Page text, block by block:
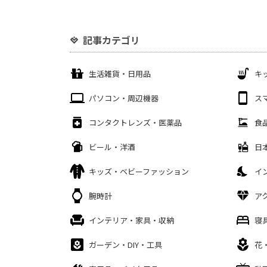
記事カテゴリ
生活雑貨・日用品 キ
パソコン・周辺機器 ス
コンタクトレンズ・医薬品 食
ビール・洋酒 日
キッズ・ベビーファッション イ
腕時計 ア
インテリア・家具・収納 寝
ガーデン・DIY・工具 花